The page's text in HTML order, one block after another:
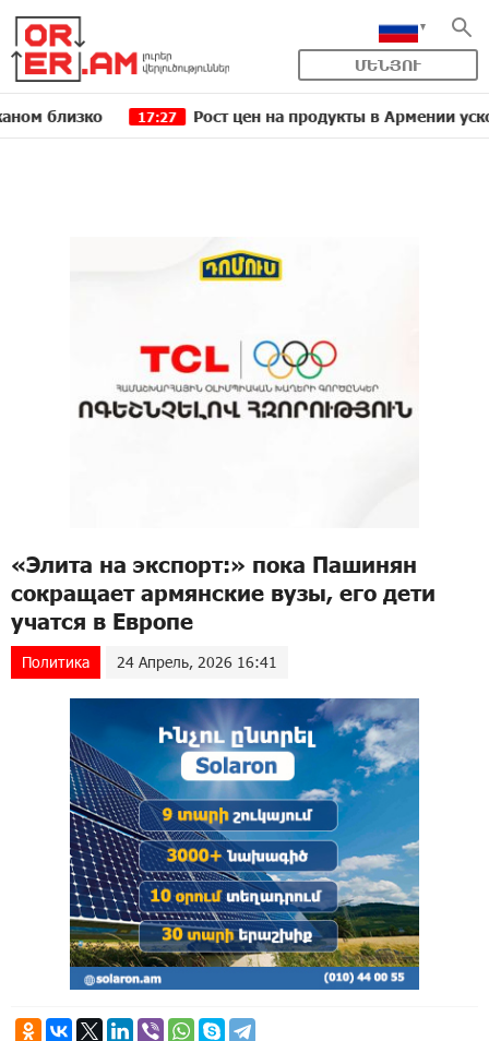
ՄԵՆՅՈՒ
17:27 Рост цен на продукты в Армении ускорился
«Элита на экспорт:» пока Пашинян
сокращает армянские вузы, его дети
учатся в Европе
Политика 24 Апрель, 2026 16:41